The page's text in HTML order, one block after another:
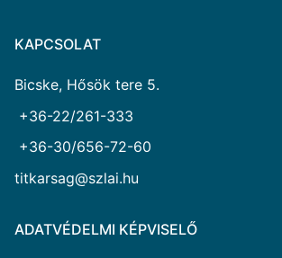
KAPCSOLAT
Bicske, Hősök tere 5.
+36-22/261-333
+36-30/656-72-60
titkarsag@szlai.hu
ADATVÉDELMI KÉPVISELŐ